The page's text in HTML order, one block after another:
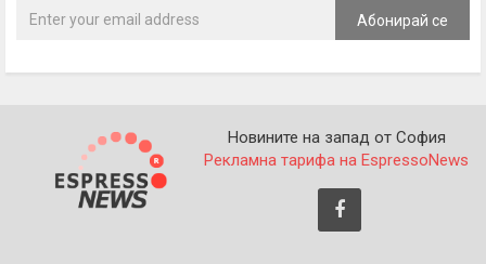
Абонирай се
Новините на запад от София
Рекламна тарифа на EspressoNews